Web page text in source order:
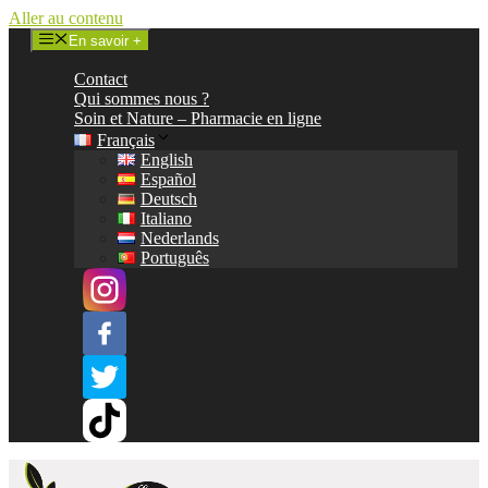
Aller au contenu
En savoir +
Contact
Qui sommes nous ?
Soin et Nature – Pharmacie en ligne
Français
English
Español
Deutsch
Italiano
Nederlands
Português